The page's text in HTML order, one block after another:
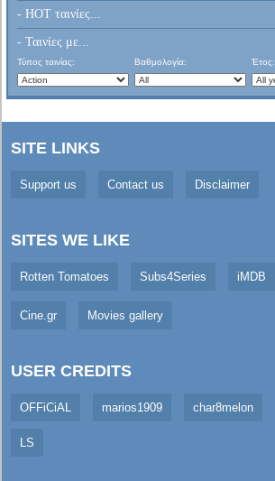
- HOT ταινίες...
- Ταινίες με...
Τύπος ταινίας: Βαθμολογία: Έτος:
SITE LINKS
Support us Contact us Disclaimer
SITES WE LIKE
Rotten Tomatoes Subs4Series iMDB
Cine.gr Movies gallery
USER CREDITS
OFFiCiAL marios1909 char8melon
LS